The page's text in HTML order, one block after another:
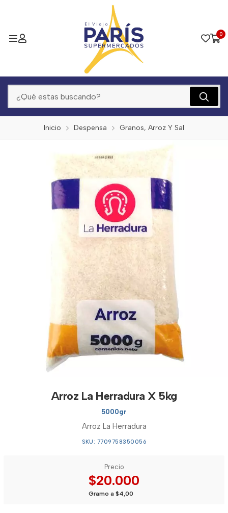
0
Inicio Despensa Granos, Arroz Y Sal
Arroz La Herradura X 5kg
5000gr
Arroz La Herradura
SKU: 7709758350056
Precio
$20.000
Gramo a $4,00